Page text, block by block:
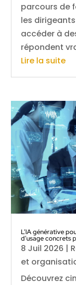
parcours de
les
accéder à
répondent
Lire la suite
L’IA générative
d’usage concrets
8 Juil 2026 |
et
Découvrez